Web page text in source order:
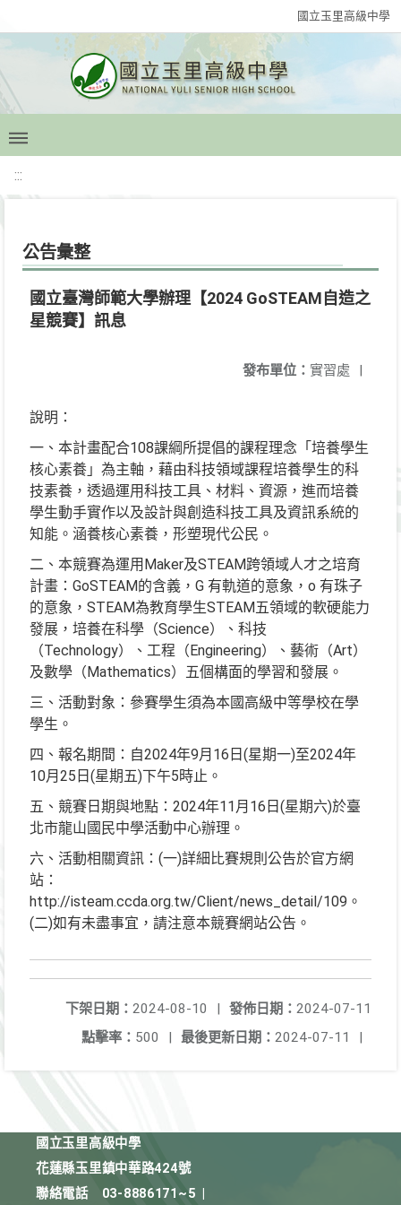
國立玉里高級中學
:::
公告彙整
國立臺灣師範大學辦理【2024 GoSTEAM自造之
星競賽】訊息
發布單位： 實習處 |
說明：
一、本計畫配合108課綱所提倡的課程理念「培養學生
核心素養」為主軸，藉由科技領域課程培養學生的科
技素養，透過運用科技工具、材料、資源，進而培養
學生動手實作以及設計與創造科技工具及資訊系統的
知能。涵養核心素養，形塑現代公民。
二、本競賽為運用Maker及STEAM跨領域人才之培育
計畫：GoSTEAM的含義，G 有軌道的意象，o 有珠子
的意象，STEAM為教育學生STEAM五領域的軟硬能力
發展，培養在科學（Science）、科技
（Technology）、工程（Engineering）、藝術（Art）
及數學（Mathematics）五個構面的學習和發展。
三、活動對象：參賽學生須為本國高級中等學校在學
學生。
四、報名期間：自2024年9月16日(星期一)至2024年
10月25日(星期五)下午5時止。
五、競賽日期與地點：2024年11月16日(星期六)於臺
北市龍山國民中學活動中心辦理。
六、活動相關資訊：(一)詳細比賽規則公告於官方網
站：
http://isteam.ccda.org.tw/Client/news_detail/109。
(二)如有未盡事宜，請注意本競賽網站公告。
發佈日期： 2024-07-11
下架日期： 2024-08-10
|
最後更新日期： 2024-07-11 |
點擊率： 500 |
國立玉里高級中學
花蓮縣玉里鎮中華路424號
聯絡電話
03-8886171~5